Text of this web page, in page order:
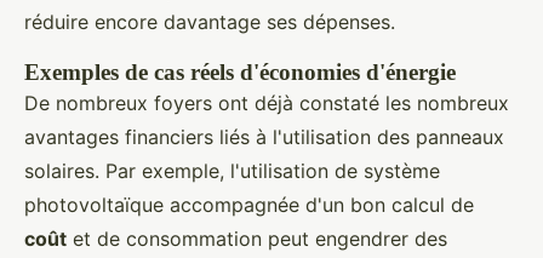
réduire encore davantage ses dépenses.
Exemples de cas réels d'économies d'énergie
De nombreux foyers ont déjà constaté les nombreux
avantages financiers liés à l'utilisation des panneaux
solaires. Par exemple, l'utilisation de système
photovoltaïque accompagnée d'un bon calcul de
coût et de consommation peut engendrer des